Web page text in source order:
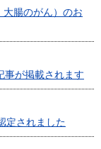
腸のがん）のお
事が掲載されます
定されました